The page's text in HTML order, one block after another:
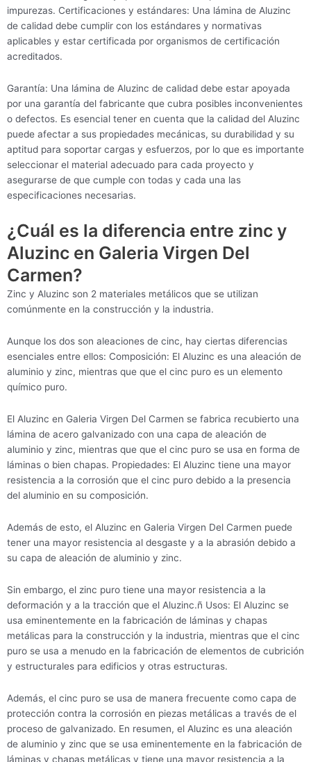
impurezas. Certificaciones y estándares: Una lámina de Aluzinc
de calidad debe cumplir con los estándares y normativas
aplicables y estar certificada por organismos de certificación
acreditados.
Garantía: Una lámina de Aluzinc de calidad debe estar apoyada
por una garantía del fabricante que cubra posibles inconvenientes
o defectos. Es esencial tener en cuenta que la calidad del Aluzinc
puede afectar a sus propiedades mecánicas, su durabilidad y su
aptitud para soportar cargas y esfuerzos, por lo que es importante
seleccionar el material adecuado para cada proyecto y
asegurarse de que cumple con todas y cada una las
especificaciones necesarias.
¿Cuál es la diferencia entre zinc y
Aluzinc en Galeria Virgen Del
Carmen?
Zinc y Aluzinc son 2 materiales metálicos que se utilizan
comúnmente en la construcción y la industria.
Aunque los dos son aleaciones de cinc, hay ciertas diferencias
esenciales entre ellos: Composición: El Aluzinc es una aleación de
aluminio y zinc, mientras que que el cinc puro es un elemento
químico puro.
El Aluzinc en Galeria Virgen Del Carmen se fabrica recubierto una
lámina de acero galvanizado con una capa de aleación de
aluminio y zinc, mientras que que el cinc puro se usa en forma de
láminas o bien chapas. Propiedades: El Aluzinc tiene una mayor
resistencia a la corrosión que el cinc puro debido a la presencia
del aluminio en su composición.
Además de esto, el Aluzinc en Galeria Virgen Del Carmen puede
tener una mayor resistencia al desgaste y a la abrasión debido a
su capa de aleación de aluminio y zinc.
Sin embargo, el zinc puro tiene una mayor resistencia a la
deformación y a la tracción que el Aluzinc.ñ Usos: El Aluzinc se
usa eminentemente en la fabricación de láminas y chapas
metálicas para la construcción y la industria, mientras que el cinc
puro se usa a menudo en la fabricación de elementos de cubrición
y estructurales para edificios y otras estructuras.
Además, el cinc puro se usa de manera frecuente como capa de
protección contra la corrosión en piezas metálicas a través de el
proceso de galvanizado. En resumen, el Aluzinc es una aleación
de aluminio y zinc que se usa eminentemente en la fabricación de
láminas y chapas metálicas y tiene una mayor resistencia a la